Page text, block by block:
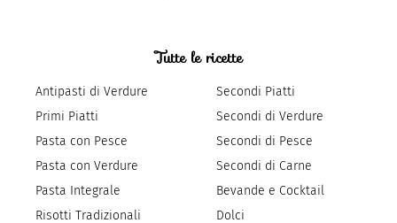
Tutte le ricette
Antipasti di Verdure
Primi Piatti
Pasta con Pesce
Pasta con Verdure
Pasta Integrale
Risotti Tradizionali
Secondi Piatti
Secondi di Verdure
Secondi di Pesce
Secondi di Carne
Bevande e Cocktail
Dolci